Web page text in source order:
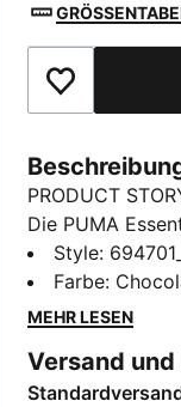
Zu Favoriten
PRODUCT
Die PUMA
sportlich
Alltagsstyle für
Hoodie greift
Alltag.
FEATURES +
Style:
Farbe:
MEHR LESEN
Versand